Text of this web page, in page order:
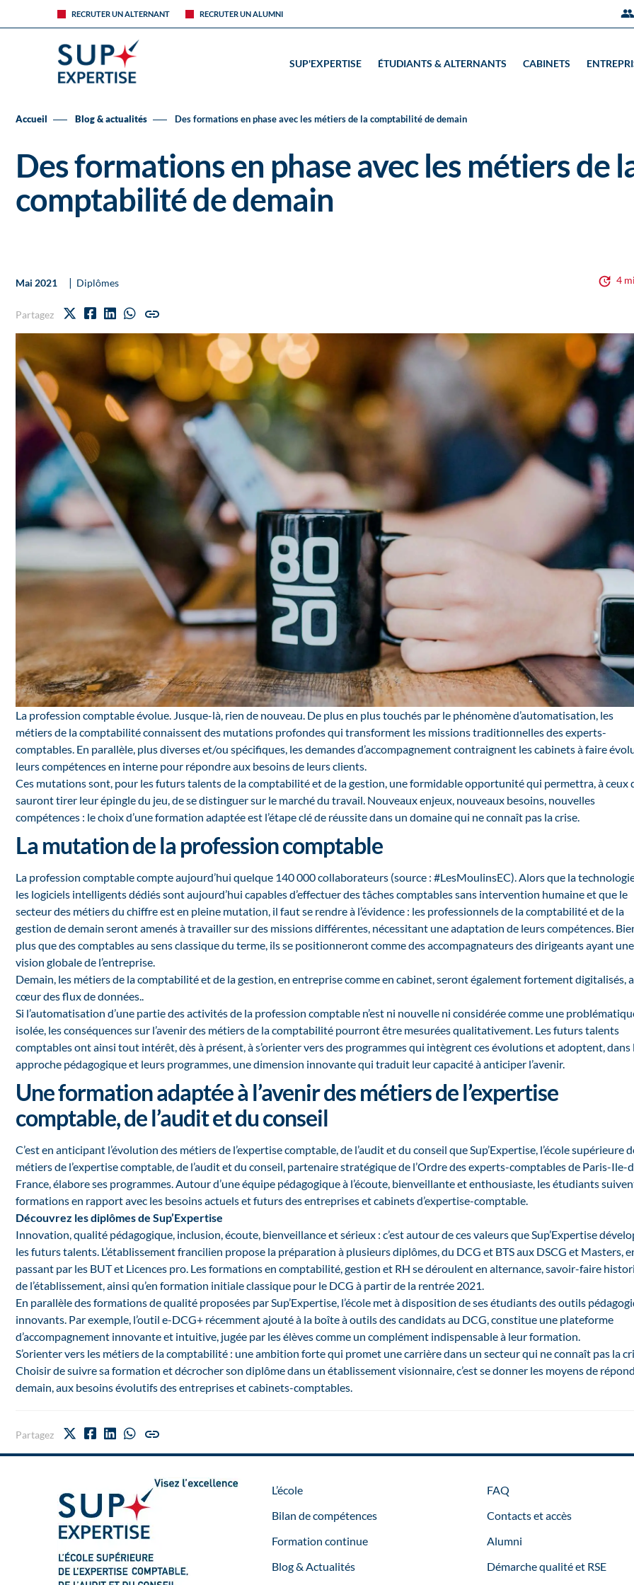
RECRUTER UN ALTERNANT RECRUTER UN ALUMNI
SUP'EXPERTISE ÉTUDIANTS & ALTERNANTS CABINETS
Accueil Blog & actualités Des formations en phase avec les métiers de la comptabilité de demain
Des formations en phase avec les métiers de
comptabilité de demain
Mai 2021 | Diplômes 4
Partagez
La profession comptable évolue. Jusque-là, rien de nouveau. De plus en plus touchés par le phénomène d’automatisation, les
métiers de la comptabilitéconnaissent des mutations profondes qui transforment les missions traditionnelles des experts-
comptables. En parallèle, plus diverses et/ou spécifiques, les demandes d’accompagnement contraignent les cabinets à faire
leurs compétences en interne pour répondre aux besoins de leurs clients.
Ces mutations sont, pour les futurs talents de la comptabilité et de la gestion, une formidable opportunité qui permettra, à ceux
sauront tirer leur épingle du jeu, de se distinguer sur le marché du travail. Nouveaux enjeux, nouveaux besoins, nouvelles
compétences : le choix d’une formation adaptée est l’étape clé de réussite dans un domaine qui ne connaît pas la crise.
La mutation de la profession comptable
La profession comptable compte aujourd’hui quelque 140 000 collaborateurs (source : #LesMoulinsEC). Alors que la
les logiciels intelligents dédiés sont aujourd’hui capables d’effectuer des tâches comptables sans intervention humaine et que le
secteur des métiers du chiffre est en pleine mutation, il faut se rendre à l’évidence : les professionnels de la comptabilité et de la
gestion de demain seront amenés à travailler sur des missions différentes, nécessitant une adaptation de leurs compétences.
plus que des comptables au sens classique du terme, ils se positionneront comme des accompagnateurs des dirigeants ayant une
vision globale de l’entreprise.
Demain, les métiers de la comptabilité et de la gestion, en entreprise comme en cabinet, seront également fortement digitalisés,
cœur des flux de données..
Si l’automatisation d’une partie des activités de la profession comptable n’est ni nouvelle ni considérée comme une
isolée, les conséquences sur l’avenir des métiers de la comptabilité pourront être mesurées qualitativement. Les futurs talents
comptables ont ainsi tout intérêt, dès à présent, à s’orienter vers des programmes qui intègrent ces évolutions et adoptent, dans
approche pédagogique et leurs programmes, une dimension innovante qui traduit leur capacité à anticiper l’avenir.
Une formation adaptée à l’avenir des métiers de l’expertise
comptable, de l’audit et du conseil
C’est en anticipant l’évolution des métiers de l’expertise comptable, de l’audit et du conseil que Sup’Expertise, l’école supérieure
métiers de l’expertise comptable, de l’audit et du conseil, partenaire stratégique de l’Ordre des experts-comptables de Paris-Ile-
France, élabore ses programmes. Autour d’une équipe pédagogique à l’écoute, bienveillante et enthousiaste, les étudiants
formations en rapport avec les besoins actuels et futurs des entreprises et cabinets d’expertise-comptable.
Découvrez les diplômes de Sup’Expertise
Innovation, qualité pédagogique, inclusion, écoute, bienveillance et sérieux : c’est autour de ces valeurs que Sup’Expertise
les futurs talents. L’établissement francilien propose la préparation à plusieurs diplômes, du DCG et BTS aux DSCG et Masters,
passant par les BUT et Licences pro. Les formations en comptabilité, gestion et RH se déroulent en alternance, savoir-faire
de l’établissement, ainsi qu’en formation initiale classique pour le DCG à partir de la rentrée 2021.
En parallèle des formations de qualité proposées par Sup’Expertise, l’école met à disposition de ses étudiants des outils
innovants. Par exemple, l’outil e-DCG+ récemment ajouté à la boîte à outils des candidats au DCG, constitue une plateforme
d’accompagnement innovante et intuitive, jugée par les élèves comme un complément indispensable à leur formation.
S’orienter vers les métiers de la comptabilité : une ambition forte qui promet une carrière dans un secteur qui ne connaît pas la
Choisir de suivre sa formation et décrocher son diplôme dans un établissement visionnaire, c’est se donner les moyens de
demain, aux besoins évolutifs des entreprises et cabinets-comptables.
Partagez
L’école
Bilan de compétences
Formation continue
Blog & Actualités
FAQ
Contacts et accès
Alumni
Démarche qualité et RSE